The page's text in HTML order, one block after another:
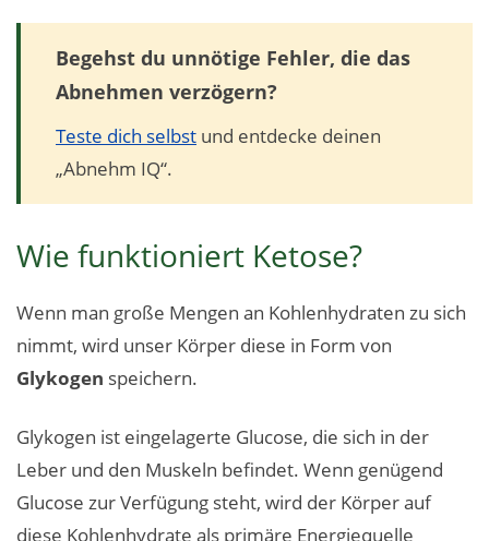
Begehst du unnötige Fehler, die das
Abnehmen verzögern?
Teste dich selbst und entdecke deinen
„Abnehm IQ“.
Wie funktioniert Ketose?
Wenn man große Mengen an Kohlenhydraten zu sich
nimmt, wird unser Körper diese in Form von
Glykogen speichern.
Glykogen ist eingelagerte Glucose, die sich in der
Leber und den Muskeln befindet. Wenn genügend
Glucose zur Verfügung steht, wird der Körper auf
diese Kohlenhydrate als primäre Energiequelle